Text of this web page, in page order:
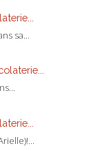
sa...